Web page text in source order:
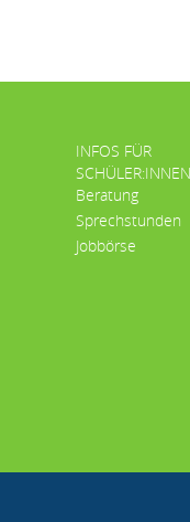
INFOS FÜR
SCHÜLER:INNEN
Beratung
Sprechstunden
Jobbörse